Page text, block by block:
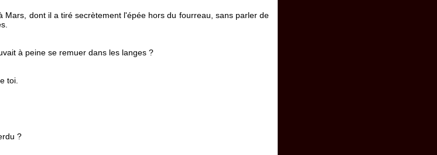
Mars, dont il a tiré secrètement l'épée hors du fourreau, sans parler de
à peine se remuer dans les langes ?
toi.
?